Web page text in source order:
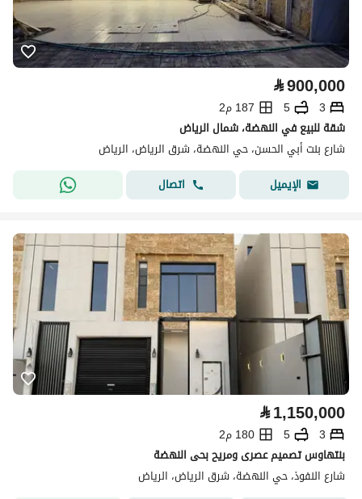
⃁900,000
3
5
187 م2
شقة للبيع في النهضة، شمال الرياض
شارع بنت أبي الحسن، حي النهضة، شرق الرياض، الرياض
الإيميل
اتصال
⃁1,150,000
3
5
180 م2
بنتهاوس تصميم عصرى ومريح بحى النهضة
شارع النفوذ، حي النهضة، شرق الرياض، الرياض